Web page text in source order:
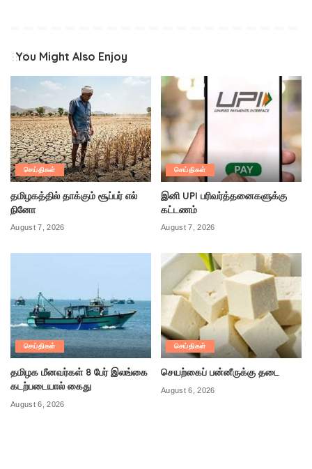
You Might Also Enjoy
செய்திகள்
தமிழகத்தில் தாக்கும் சூப்பர் எல்
நினோ
August 7, 2026
செய்திகள்
இனி UPI பரிவர்த்தனைகளுக்கு
கட்டணம்
August 7, 2026
செய்திகள்
தமிழக மீனவர்கள் 8 பேர் இலங்கை
கடற்படையால் கைது
August 6, 2026
செய்திகள்
செயற்கைப் பன்னீருக்கு தடை
August 6, 2026